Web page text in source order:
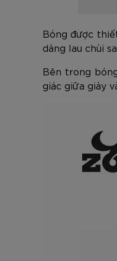
Bóng được
dàng lau chùi
Bên trong
giác giữa giày